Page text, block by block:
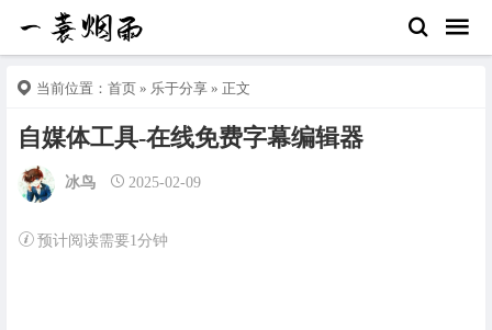
当前位置： 首页 » 乐于分享 » 正文
自媒体工具-在线免费字幕编辑器
冰鸟 2025-02-09
预计阅读需要1分钟